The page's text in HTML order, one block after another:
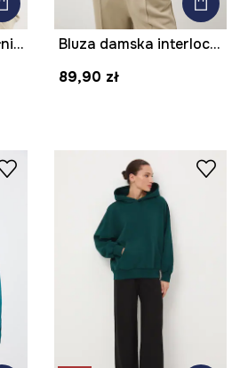
Bluza damska bawełniana z efektem sprania
Bluza damska interlock z modalem gładka
89,90 zł